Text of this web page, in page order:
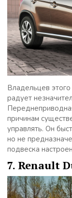
Владельцев этого
радует
причинам
управлять. Он
но не
подвеска
7. Renault